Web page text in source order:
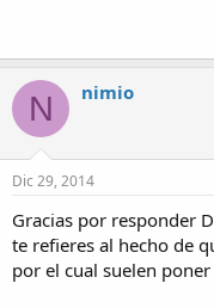
N nimio
Dic 29, 2014
Gracias por responder
te refieres al hecho de
por el cual suelen